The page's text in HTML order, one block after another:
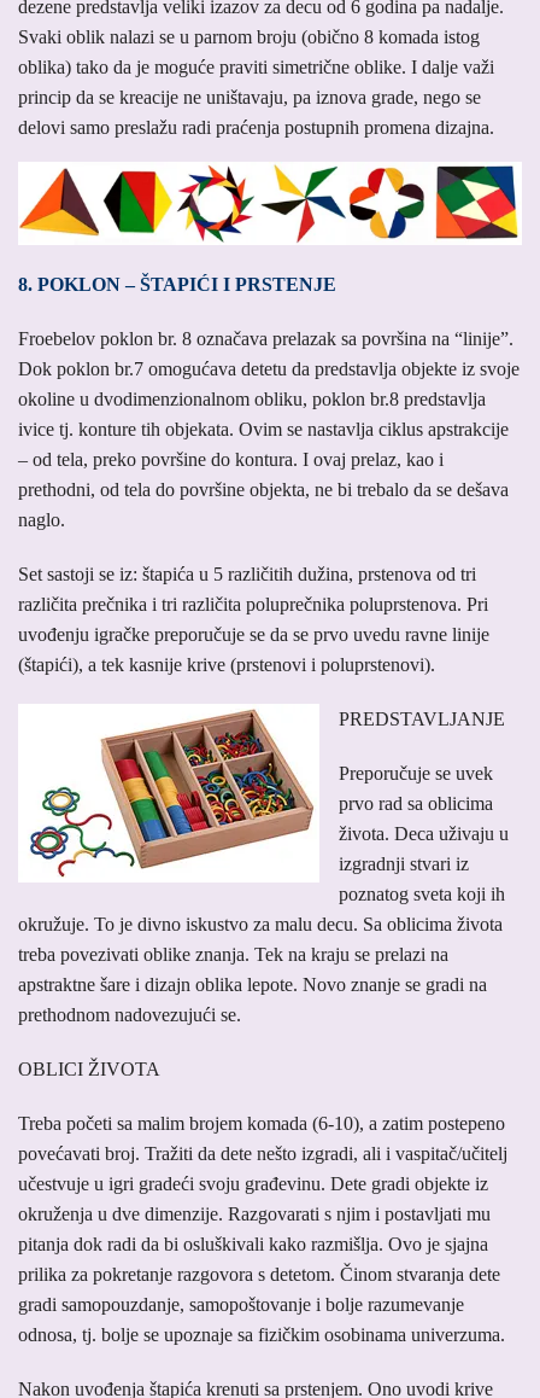
dezene predstavlja veliki izazov za decu od 6 godina pa nadalje.
Svaki oblik nalazi se u parnom broju (obično 8 komada istog
oblika) tako da je moguće praviti simetrične oblike. I dalje važi
princip da se kreacije ne uništavaju, pa iznova grade, nego se
delovi samo preslažu radi praćenja postupnih promena dizajna.
8. POKLON – ŠTAPIĆI I PRSTENJE
Froebelov poklon br. 8 označava prelazak sa površina na “linije”.
Dok poklon br.7 omogućava detetu da predstavlja objekte iz svoje
okoline u dvodimenzionalnom obliku, poklon br.8 predstavlja
ivice tj. konture tih objekata. Ovim se nastavlja ciklus apstrakcije
– od tela, preko površine do kontura. I ovaj prelaz, kao i
prethodni, od tela do površine objekta, ne bi trebalo da se dešava
naglo.
Set sastoji se iz: štapića u 5 različitih dužina, prstenova od tri
različita prečnika i tri različita poluprečnika poluprstenova. Pri
uvođenju igračke preporučuje se da se prvo uvedu ravne linije
(štapići), a tek kasnije krive (prstenovi i poluprstenovi).
PREDSTAVLJANJE
Preporučuje se uvek
prvo rad sa oblicima
života. Deca uživaju u
izgradnji stvari iz
poznatog sveta koji ih
okružuje. To je divno iskustvo za malu decu. Sa oblicima života
treba povezivati oblike znanja. Tek na kraju se prelazi na
apstraktne šare i dizajn oblika lepote. Novo znanje se gradi na
prethodnom nadovezujući se.
OBLICI ŽIVOTA
Treba početi sa malim brojem komada (6-10), a zatim postepeno
povećavati broj. Tražiti da dete nešto izgradi, ali i vaspitač/učitelj
učestvuje u igri gradeći svoju građevinu. Dete gradi objekte iz
okruženja u dve dimenzije. Razgovarati s njim i postavljati mu
pitanja dok radi da bi osluškivali kako razmišlja. Ovo je sjajna
prilika za pokretanje razgovora s detetom. Činom stvaranja dete
gradi samopouzdanje, samopoštovanje i bolje razumevanje
odnosa, tj. bolje se upoznaje sa fizičkim osobinama univerzuma.
Nakon uvođenja štapića krenuti sa prstenjem. Ono uvodi krive